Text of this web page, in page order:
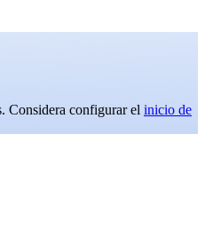
Considera configurar el inicio de